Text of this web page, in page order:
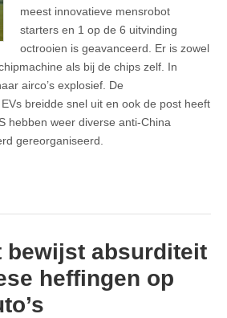
meest innovatieve mensrobot
starters en 1 op de 6 uitvinding
octrooien is geavanceerd. Er is zowel
als bij de chips zelf. In
airco’s explosief. De
breidde snel uit en ook de post heeft
hebben weer diverse anti-China
gereorganiseerd.
bewijst absurditeit
heffingen op